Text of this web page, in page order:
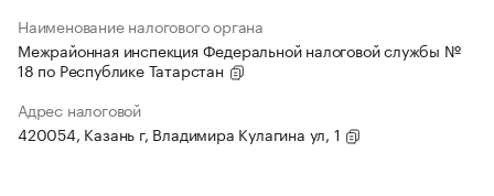
Наименование налогового органа
Межрайонная инспекция Федеральной налоговой службы №
18 по Республике Татарстан
Адрес налоговой
420054, Казань г, Владимира Кулагина ул, 1